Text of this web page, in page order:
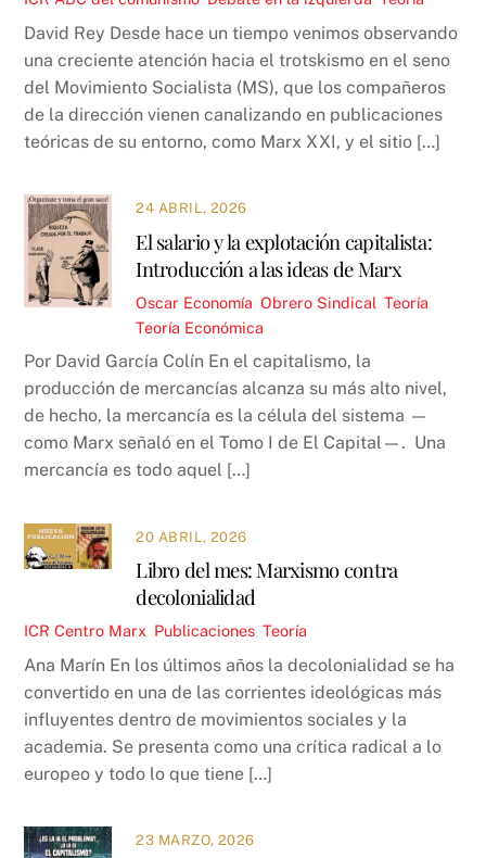
David Rey Desde hace un tiempo venimos observando
una creciente atención hacia el trotskismo en el seno
del Movimiento Socialista (MS), que los compañeros
de la dirección vienen canalizando en publicaciones
teóricas de su entorno, como Marx XXI, y el sitio […]
24 ABRIL, 2026
El salario y la explotación capitalista:
Introducción a las ideas de Marx
Oscar Economía ,Obrero Sindical ,Teoría
Teoría Económica
Por David García Colín En el capitalismo, la
producción de mercancías alcanza su más alto nivel,
de hecho, la mercancía es la célula del sistema —
como Marx señaló en el Tomo I de El Capital—. Una
mercancía es todo aquel […]
20 ABRIL, 2026
Libro del mes: Marxismo contra
decolonialidad
ICR Centro Marx Publicaciones ,Teoría
Ana Marín En los últimos años la decolonialidad se ha
convertido en una de las corrientes ideológicas más
influyentes dentro de movimientos sociales y la
academia. Se presenta como una crítica radical a lo
europeo y todo lo que tiene […]
23 MARZO, 2026